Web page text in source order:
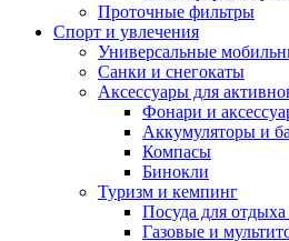
Проточные фильтры
Спорт и увлечения
Универсальные
Санки и снегокаты
Аксессуары для
Фонари и
Аккумуляторы и
Компасы
Бинокли
Туризм и кемпинг
Посуда для
Газовые и